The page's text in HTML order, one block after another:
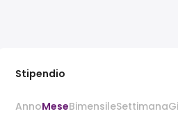
Stipendio
AnnoMeseBimensileSettimana